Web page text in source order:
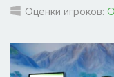
Оценки игроков: